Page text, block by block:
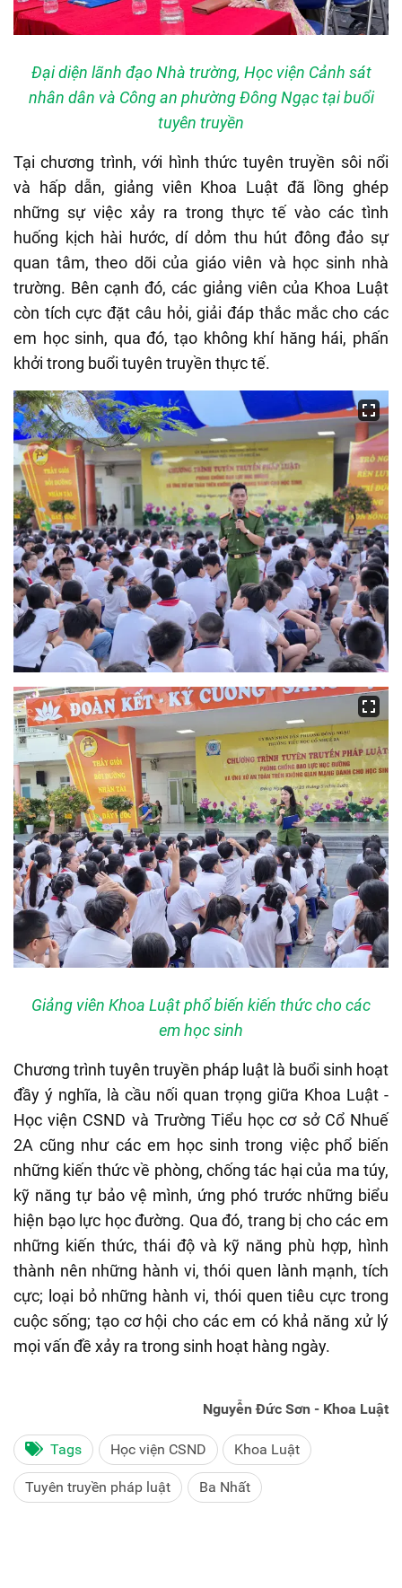
Đại diện lãnh đạo Nhà trường, Học viện Cảnh sát
nhân dân và Công an phường Đông Ngạc tại buổi
tuyên truyền
Tại chương trình, với hình thức tuyên truyền sôi nổi
và hấp dẫn, giảng viên Khoa Luật đã lồng ghép
những sự việc xảy ra trong thực tế vào các tình
huống kịch hài hước, dí dỏm thu hút đông đảo sự
quan tâm, theo dõi của giáo viên và học sinh nhà
trường. Bên cạnh đó, các giảng viên của Khoa Luật
còn tích cực đặt câu hỏi, giải đáp thắc mắc cho các
em học sinh, qua đó, tạo không khí hăng hái, phấn
khởi trong buổi tuyên truyền thực tế.
Giảng viên Khoa Luật phổ biến kiến thức cho các
em học sinh
Chương trình tuyên truyền pháp luật là buổi sinh hoạt
đầy ý nghĩa, là cầu nối quan trọng giữa Khoa Luật -
Học viện CSND và Trường Tiểu học cơ sở Cổ Nhuế
2A cũng như các em học sinh trong việc phổ biến
những kiến thức về phòng, chống tác hại của ma túy,
kỹ năng tự bảo vệ mình, ứng phó trước những biểu
hiện bạo lực học đường. Qua đó, trang bị cho các em
những kiến thức, thái độ và kỹ năng phù hợp, hình
thành nên những hành vi, thói quen lành mạnh, tích
cực; loại bỏ những hành vi, thói quen tiêu cực trong
cuộc sống; tạo cơ hội cho các em có khả năng xử lý
mọi vấn đề xảy ra trong sinh hoạt hàng ngày.
Nguyễn Đức Sơn - Khoa Luật
Tags Học viện CSND Khoa Luật
Tuyên truyền pháp luật Ba Nhất